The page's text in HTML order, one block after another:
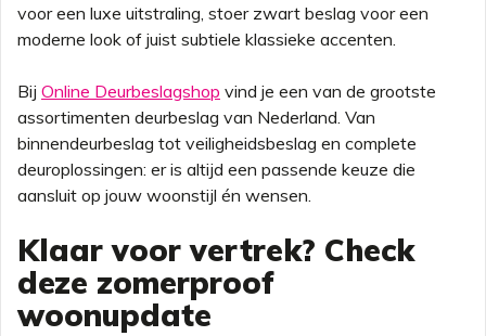
voor een luxe uitstraling, stoer zwart beslag voor een
moderne look of juist subtiele klassieke accenten.
Bij Online Deurbeslagshop vind je een van de grootste
assortimenten deurbeslag van Nederland. Van
binnendeurbeslag tot veiligheidsbeslag en complete
deuroplossingen: er is altijd een passende keuze die
aansluit op jouw woonstijl én wensen.
Klaar voor vertrek? Check
deze zomerproof
woonupdate